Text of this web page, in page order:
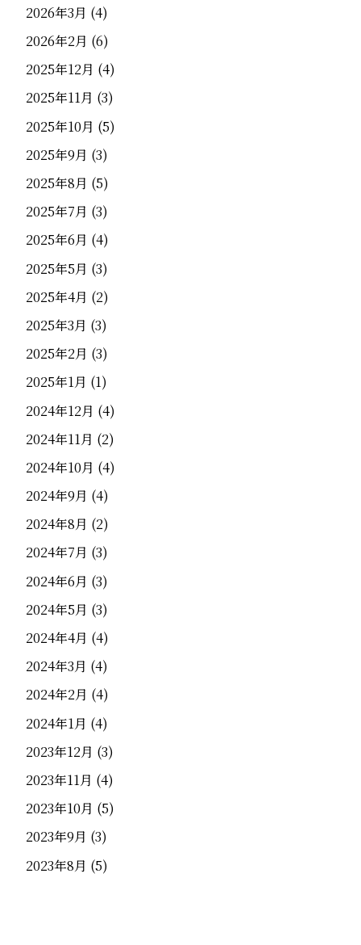
2026年3月 (4)
2026年2月 (6)
2025年12月 (4)
2025年11月 (3)
2025年10月 (5)
2025年9月 (3)
2025年8月 (5)
2025年7月 (3)
2025年6月 (4)
2025年5月 (3)
2025年4月 (2)
2025年3月 (3)
2025年2月 (3)
2025年1月 (1)
2024年12月 (4)
2024年11月 (2)
2024年10月 (4)
2024年9月 (4)
2024年8月 (2)
2024年7月 (3)
2024年6月 (3)
2024年5月 (3)
2024年4月 (4)
2024年3月 (4)
2024年2月 (4)
2024年1月 (4)
2023年12月 (3)
2023年11月 (4)
2023年10月 (5)
2023年9月 (3)
2023年8月 (5)